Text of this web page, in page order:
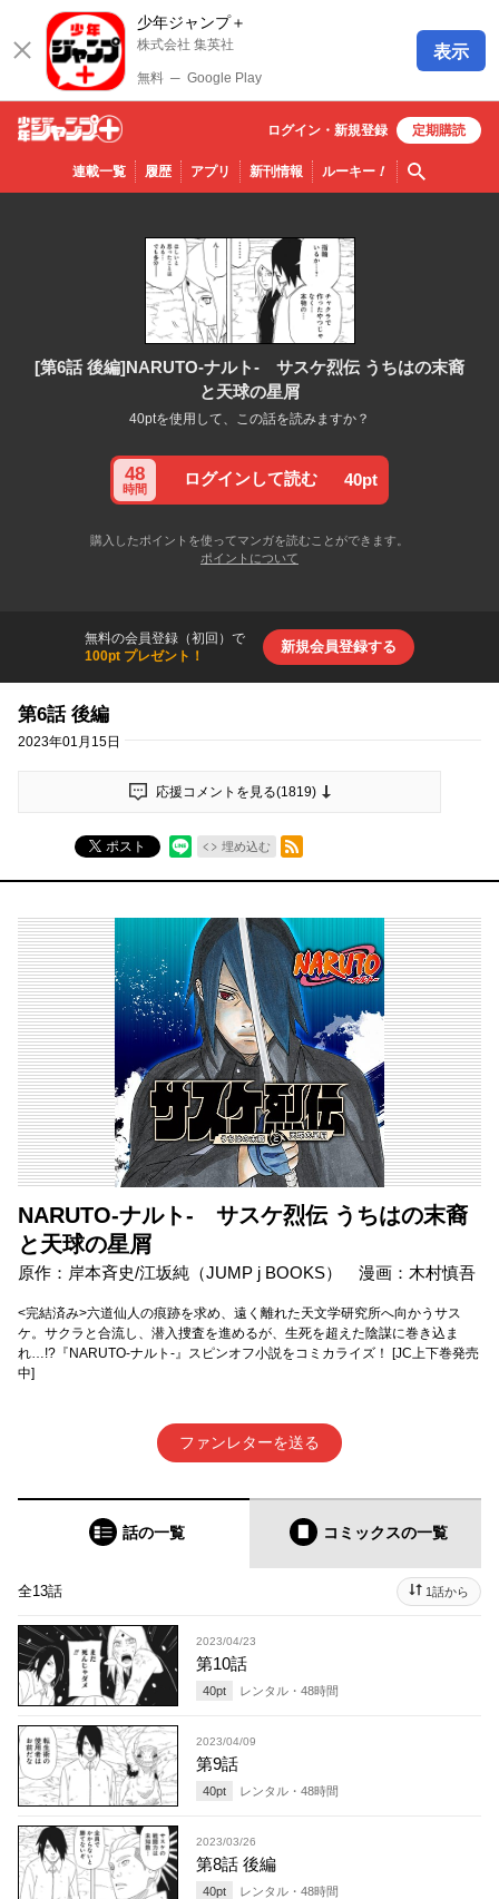
少年ジャンプ＋
株式会社 集英社
無料 ─ Google Play
表示
少年ジ
ャンプ
連載一覧 履歴 アプリ 新刊情報 ルーキー！ 検索
ログイン・ 新規登録 定期購読
[第6話 後編]NARUTO-ナルト- サスケ烈伝 うちはの末裔
と天球の星屑
40ptを使用して、この話を読みますか？
48
時間
ログインして読む 40pt
購入したポイントを使ってマンガを読むことができます。
ポイントについて
無料の会員登録（初回）で
100pt プレゼント！
新規会員登録する
第6話 後編
2023年01月15日
応援コメントを見る(1819)
ポスト 埋め込む
RSSフィード
NARUTO-ナルト- サスケ烈伝 うちはの末裔
と天球の星屑
原作：岸本斉史/江坂純（JUMP j BOOKS） 漫画：木村慎吾
<完結済み>六道仙人の痕跡を求め、遠く離れた天文学研究所へ向かうサス
ケ。サクラと合流し、潜入捜査を進めるが、生死を超えた陰謀に巻き込ま
れ…!?『NARUTO-ナルト-』スピンオフ小説をコミカライズ！ [JC上下巻発売
中]
ファンレターを送る
話の一覧 コミックスの一覧
全13話 1話から
2023/04/23
第10話
40pt レンタル・ 48時間
2023/04/09
第9話
40pt レンタル・ 48時間
2023/03/26
第8話 後編
40pt レンタル・ 48時間